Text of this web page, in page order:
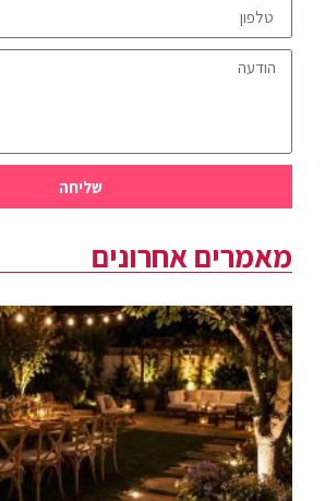
שליחה
מאמרים אחרונים